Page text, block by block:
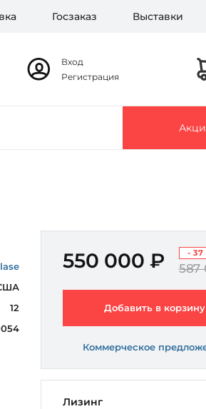
Госзаказ Выставки
Вход
Регистрация
12
550 000 ₽ - 37
587
Добавить в корзину
Коммерческое
Лизинг